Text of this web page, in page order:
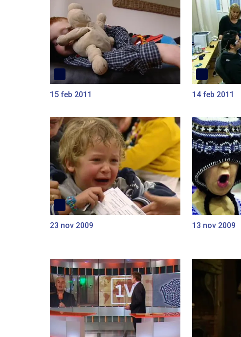
15 feb 2011 14 feb 2011
23 nov 2009 13 nov 2009